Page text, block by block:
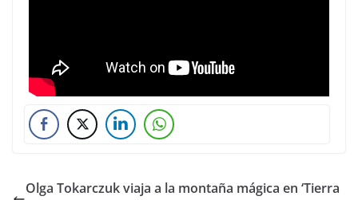
Olga Tokarczuk viaja a la montaña mágica en ‘Tierra